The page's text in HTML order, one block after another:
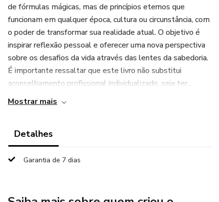
de fórmulas mágicas, mas de princípios eternos que
funcionam em qualquer época, cultura ou circunstância, com
o poder de transformar sua realidade atual. O objetivo é
inspirar reflexão pessoal e oferecer uma nova perspectiva
sobre os desafios da vida através das lentes da sabedoria.
É importante ressaltar que este livro não substitui
aconselhamento profissional individualizado, seja ter...
Mostrar mais
Detalhes
Garantia de 7 dias